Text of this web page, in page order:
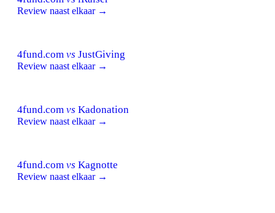
Review naast elkaar →
4fund.com vs JustGiving
Review naast elkaar →
4fund.com vs Kadonation
Review naast elkaar →
4fund.com vs Kagnotte
Review naast elkaar →